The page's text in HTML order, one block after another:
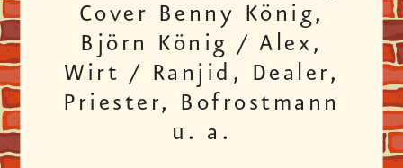
Cover Benny König,
Björn König / Alex,
Wirt / Ranjid, Dealer,
Priester, Bofrostmann
u. a.